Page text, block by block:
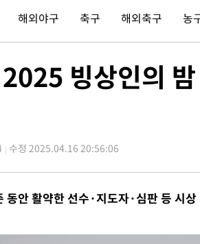
러 환율, 0.7원 내린 1423.8원 마감
"…다누리, 스페이스X 로켓 달 충돌 흔적 포착
연속골 실패…LAFC는 승부차기 끝 과달라하라
펄'…기상청 "태풍 지나며 폭염 잠시 꺾인다"
주지사 후보 맹공…"공산주의가 최대 위협"
연"…트럼프, '이란 호르무즈 통제권' 수용할까
보 선임 논란' 대한축구협회·축구회관 등 압수수
이 동해로 쏜 발사체는 탄도미사일 가능성
북, 동해상으로 미상 발사체 발사"
해외야구 축구 해외축구 농
빙상인의
수정 2025.04.16 20:56:06
동안 활약한 선수·지도자·심판 등 시상